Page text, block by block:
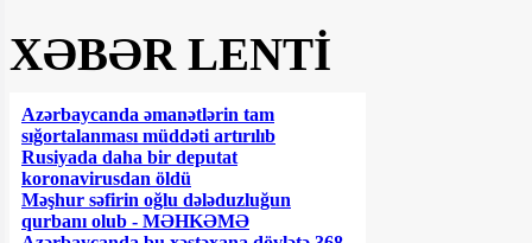
XƏBƏR LENTİ
Azərbaycanda əmanətlərin tam
sığortalanması müddəti artırılıb
Rusiyada daha bir deputat
koronavirusdan öldü
Məşhur səfirin oğlu dələduzluğun
qurbanı olub - MƏHKƏMƏ